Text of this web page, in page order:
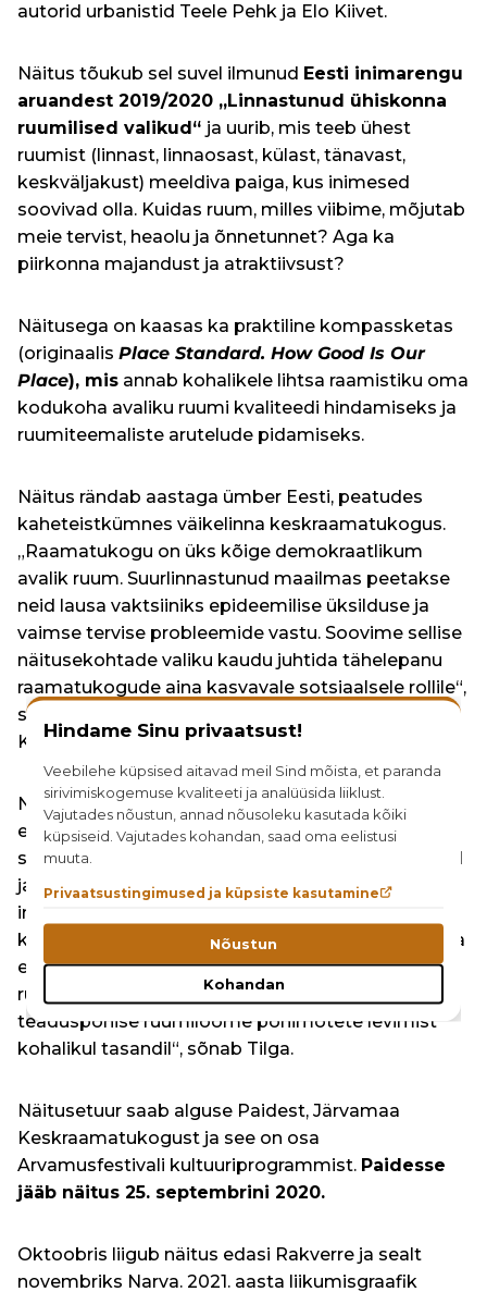
autorid urbanistid Teele Pehk ja Elo Kiivet.
Näitus tõukub sel suvel ilmunud Eesti inimarengu
aruandest 2019/2020 „Linnastunud ühiskonna
ruumilised valikud“ ja uurib, mis teeb ühest
ruumist (linnast, linnaosast, külast, tänavast,
keskväljakust) meeldiva paiga, kus inimesed
soovivad olla. Kuidas ruum, milles viibime, mõjutab
meie tervist, heaolu ja õnnetunnet? Aga ka
piirkonna majandust ja atraktiivsust?
Näitusega on kaasas ka praktiline kompassketas
(originaalis Place Standard. How Good Is Our
Place), mis annab kohalikele lihtsa raamistiku oma
kodukoha avaliku ruumi kvaliteedi hindamiseks ja
ruumiteemaliste arutelude pidamiseks.
Näitus rändab aastaga ümber Eesti, peatudes
kaheteistkümnes väikelinna keskraamatukogus.
„Raamatukogu on üks kõige demokraatlikum
avalik ruum. Suurlinnastunud maailmas peetakse
neid lausa vaktsiiniks epideemilise üksilduse ja
vaimse tervise probleemide vastu. Soovime sellise
näitusekohtade valiku kaudu juhtida tähelepanu
raamatukogude aina kasvavale sotsiaalsele rollile“,
sõnas näituse kuraator, Eesti Koostöö Kogu juht
Kairi Tilga.
Näitusega seonduvalt pakume kohalikele
eestvedajatele ja omavalitsusele ruumiteemaliste
sündmuste korraldamiseks inspireerivaid loenguid
ja töötubasid. Teemad on välja kasvanud
inimarenguaruandest. „Meie eesmärk on, et
kogukondades algaksid või jätkuksid heaolu loova
elukeskkonna teemalised arutelud, mõttetalgud,
ruumieksperimendid, algatused. Soovime toetada
teaduspõhise ruumiloome põhimõtete levimist
kohalikul tasandil“, sõnab Tilga.
Näitusetuur saab alguse Paidest, Järvamaa
Keskraamatukogust ja see on osa
Arvamusfestivali kultuuriprogrammist. Paidesse
jääb näitus 25. septembrini 2020.
Oktoobris liigub näitus edasi Rakverre ja sealt
novembriks Narva. 2021. aasta liikumisgraafik
Hindame Sinu privaatsust!
Veebilehe küpsised aitavad meil Sind mõista, et paranda
sirivimiskogemuse kvaliteeti ja analüüsida liiklust.
Vajutades nõustun, annad nõusoleku kasutada kõiki
küpsiseid. Vajutades kohandan, saad oma eelistusi
muuta.
Privaatsustingimused ja küpsiste kasutamine
Kohandan
Nõustun